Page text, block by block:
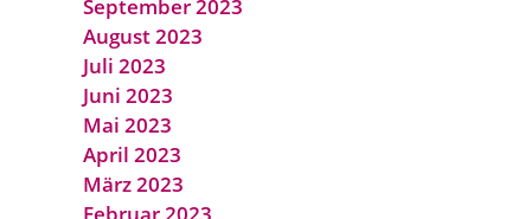
September 2023
August 2023
Juli 2023
Juni 2023
Mai 2023
April 2023
März 2023
Februar 2023